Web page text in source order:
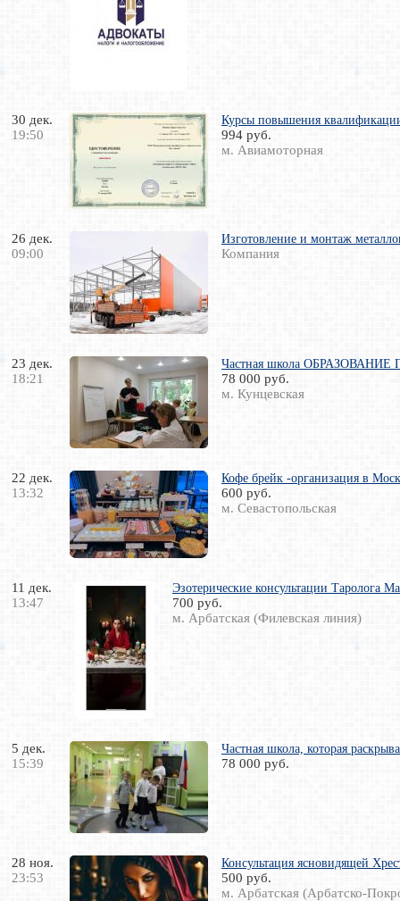
30 дек.
19:50
Курсы повышения
994 руб.
м. Авиамоторная
26 дек.
09:00
Изготовление и монтаж
Компания
23 дек.
18:21
Частная школа
78 000 руб.
м. Кунцевская
22 дек.
13:32
Кофе брейк -организация в
600 руб.
м. Севастопольская
11 дек.
13:47
Эзотерические консультации Таролога
700 руб.
м. Арбатская (Филевская линия)
5 дек.
15:39
Частная школа, которая
78 000 руб.
28 ноя.
23:53
Консультация ясновидящей
500 руб.
м. Арбатская (Арбатско-